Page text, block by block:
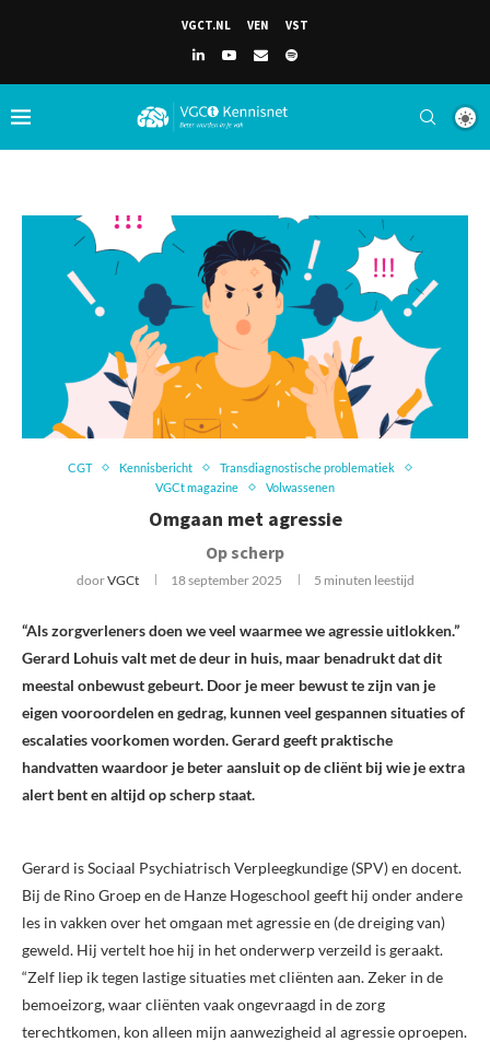
VGCT.NL VEN VST
CGT Kennisbericht
Transdiagnostische problematiek
VGCt magazine
Volwassenen
Omgaan met agressie
Op scherp
doorVGCt 18 september 2025 5 minuten leestijd
“Als zorgverleners doen we veel waarmee we agressie uitlokken.”
Gerard Lohuis valt met de deur in huis, maar benadrukt dat dit
meestal onbewust gebeurt. Door je meer bewust te zijn van je
eigen vooroordelen en gedrag, kunnen veel gespannen situaties of
escalaties voorkomen worden. Gerard geeft praktische
handvatten waardoor je beter aansluit op de cliënt bij wie je extra
alert bent en altijd op scherp staat.
Gerard is Sociaal Psychiatrisch Verpleegkundige (SPV) en docent.
Bij de Rino Groep en de Hanze Hogeschool geeft hij onder andere
les in vakken over het omgaan met agressie en (de dreiging van)
geweld. Hij vertelt hoe hij in het onderwerp verzeild is geraakt.
“Zelf liep ik tegen lastige situaties met cliënten aan. Zeker in de
bemoeizorg, waar cliënten vaak ongevraagd in de zorg
terechtkomen, kon alleen mijn aanwezigheid al agressie oproepen.